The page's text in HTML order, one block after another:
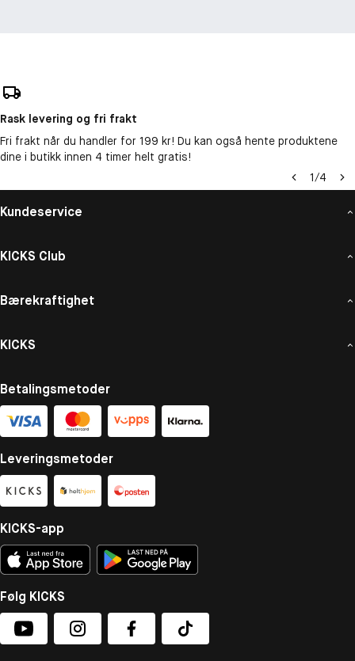
Rask levering og fri frakt
Fri frakt når du handler for 199 kr! Du kan også hente produktene
dine i butikk innen 4 timer helt gratis!
1/4
Kundeservice
KICKS Club
Bærekraftighet
KICKS
Betalingsmetoder
Leveringsmetoder
KICKS-app
Følg KICKS